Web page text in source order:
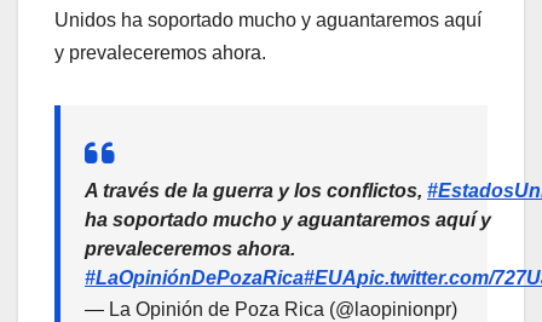
Unidos ha soportado mucho y aguantaremos aquí
y prevaleceremos ahora.
A través de la guerra y los conflictos,
ha soportado mucho y aguantaremos aquí y
prevaleceremos ahora.
#LaOpiniónDePozaRica#EUApic.twitter.com/
— La Opinión de Poza Rica (@laopinionpr)